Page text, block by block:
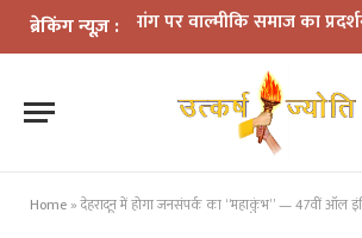
ब्रेकिंग न्यूज़ :
की मांग पर वाल्मीकि समाज का प्रदर्शन, हाईवे
Home »देहरादून में होगा जनसंपर्क का “महाकुंभ” — 47वीं ऑल इंडिया पब्लिक